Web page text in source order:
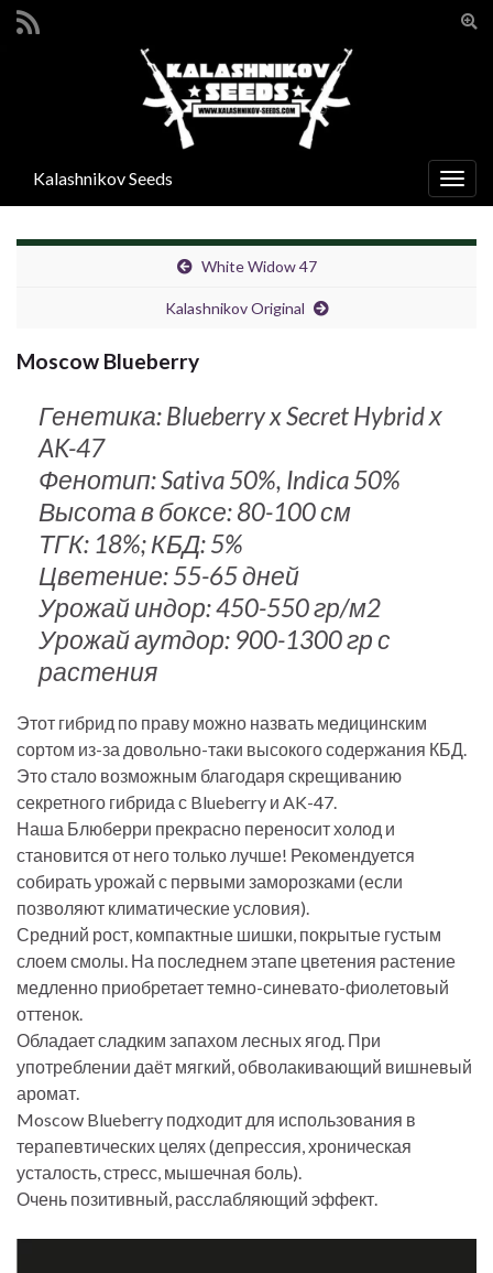
Вкл/
Search for:
Вкл/
выкл
Kalashnikov Seeds
White Widow 47
Kalashnikov Original
Moscow Blueberry
Генетика: Blueberry x Secret Hybrid х
AK-47
Фенотип: Sativa 50%, Indica 50%
Высота в боксе: 80-100 см
ТГК: 18%; КБД: 5%
Цветение: 55-65 дней
Урожай индор: 450-550 гр/м2
Урожай аутдор: 900-1300 гр с
растения
Этот гибрид по праву можно назвать медицинским
сортом из-за довольно-таки высокого содержания КБД.
Это стало возможным благодаря скрещиванию
секретного гибрида с Blueberry и AK-47.
Наша Блюберри прекрасно переносит холод и
становится от него только лучше! Рекомендуется
собирать урожай с первыми заморозками (если
позволяют климатические условия).
Средний рост, компактные шишки, покрытые густым
слоем смолы. На последнем этапе цветения растение
медленно приобретает темно-синевато-фиолетовый
оттенок.
Обладает сладким запахом лесных ягод. При
употреблении даёт мягкий, обволакивающий вишневый
аромат.
Moscow Blueberry подходит для использования в
терапевтических целях (депрессия, хроническая
усталость, стресс, мышечная боль).
Очень позитивный, расслабляющий эффект.